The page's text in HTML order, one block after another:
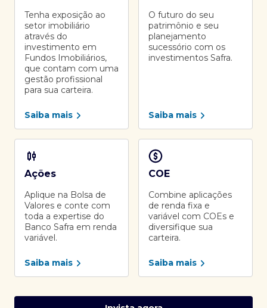
Tenha exposição ao
setor imobiliário
através do
investimento em
Fundos Imobiliários,
que contam com uma
gestão profissional
para sua carteira.
Saiba mais
O futuro do seu
patrimônio e seu
planejamento
sucessório com os
investimentos Safra.
Saiba mais
Ações
Aplique na Bolsa de
Valores e conte com
toda a expertise do
Banco Safra em renda
variável.
Saiba mais
COE
Combine aplicações
de renda fixa e
variável com COEs e
diversifique sua
carteira.
Saiba mais